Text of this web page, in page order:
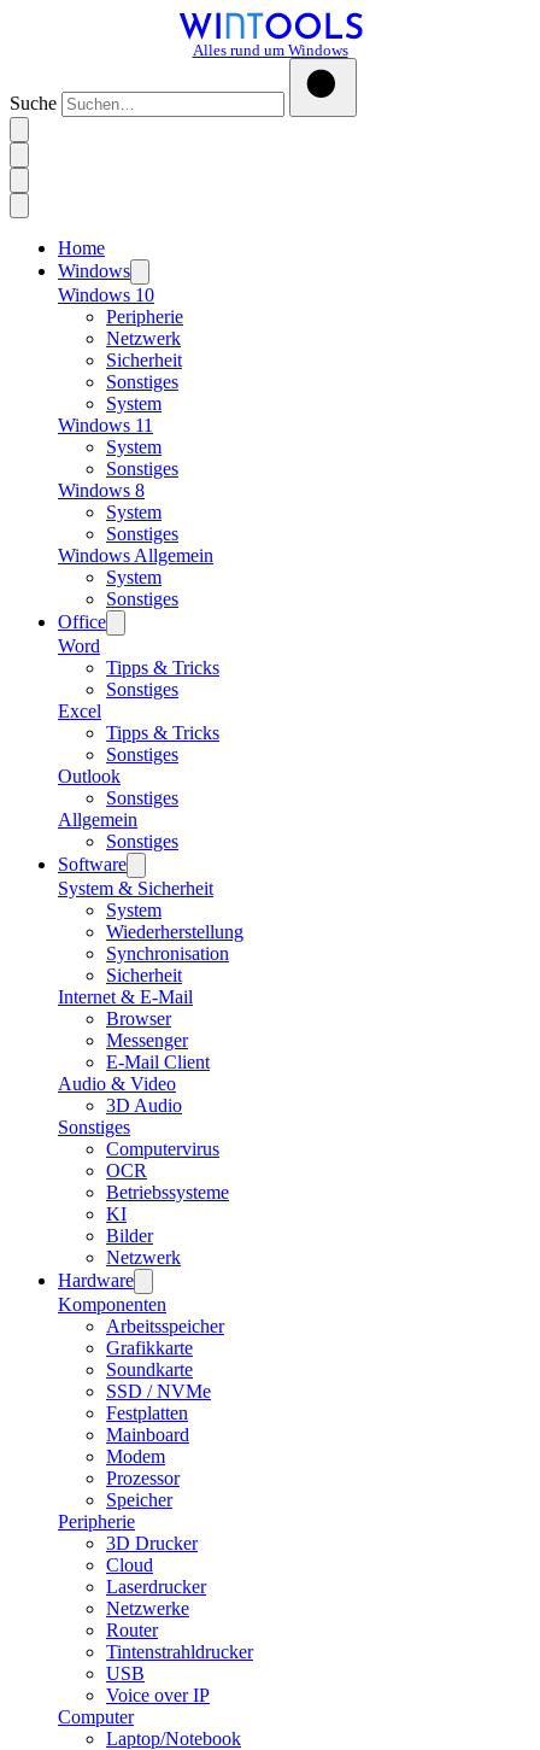
Alles rund um Windows
Suche
Home
Windows
Windows 10
Peripherie
Netzwerk
Sicherheit
Sonstiges
System
Windows 11
System
Sonstiges
Windows 8
System
Sonstiges
Windows Allgemein
System
Sonstiges
Office
Word
Tipps & Tricks
Sonstiges
Excel
Tipps & Tricks
Sonstiges
Outlook
Sonstiges
Allgemein
Sonstiges
Software
System & Sicherheit
System
Wiederherstellung
Synchronisation
Sicherheit
Internet & E-Mail
Browser
Messenger
E-Mail Client
Audio & Video
3D Audio
Sonstiges
Computervirus
OCR
Betriebssysteme
KI
Bilder
Netzwerk
Hardware
Komponenten
Arbeitsspeicher
Grafikkarte
Soundkarte
SSD / NVMe
Festplatten
Mainboard
Modem
Prozessor
Speicher
Peripherie
3D Drucker
Cloud
Laserdrucker
Netzwerke
Router
Tintenstrahldrucker
USB
Voice over IP
Computer
Laptop/Notebook